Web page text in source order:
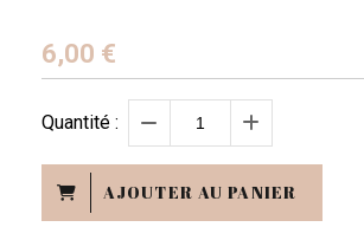
6,00 €
Quantité :
AJOUTER AU PANIER